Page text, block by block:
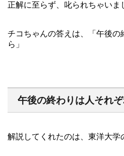
正解に至らず、叱られちゃいま
チコちゃんの答えは、「午後の
ら」
午後の終わりは人それ
解説してくれたのは、東洋大学